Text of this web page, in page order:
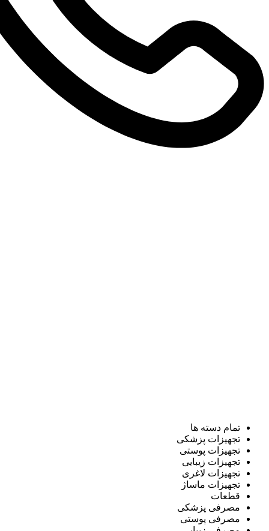
تمام دسته ها
تجهیزات پزشکی
تجهیزات پوستی
تجهیزات زیبایی
تجهیزات لاغری
تجهیزات ماساژ
قطعات
مصرفی پزشکی
مصرفی پوستی